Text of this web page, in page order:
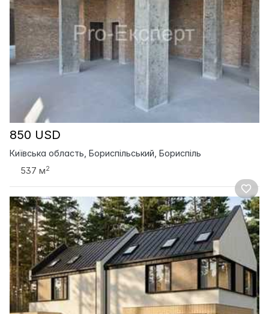
850 USD
Київська область, Бориспільський, Бориспіль
537 м2